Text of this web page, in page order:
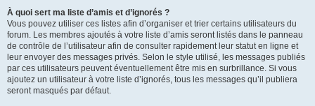
À quoi sert ma liste d’amis et d’ignorés ?
Vous pouvez utiliser ces listes afin d’organiser et trier certains utilisateurs du
forum. Les membres ajoutés à votre liste d’amis seront listés dans le panneau
de contrôle de l’utilisateur afin de consulter rapidement leur statut en ligne et
leur envoyer des messages privés. Selon le style utilisé, les messages publiés
par ces utilisateurs peuvent éventuellement être mis en surbrillance. Si vous
ajoutez un utilisateur à votre liste d’ignorés, tous les messages qu’il publiera
seront masqués par défaut.